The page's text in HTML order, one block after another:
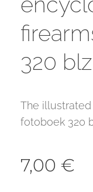
320 blz
The
fotoboek 320
7,00 €